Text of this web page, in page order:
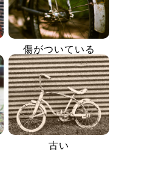
傷がついている
古い